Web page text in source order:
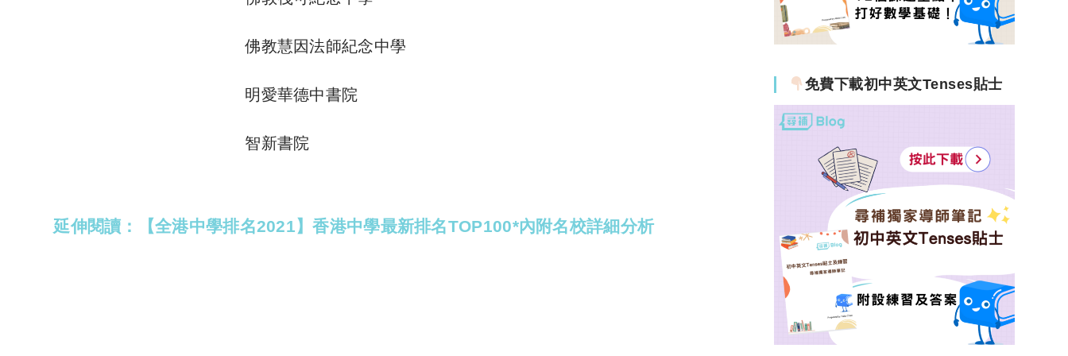
佛教慧因法師紀念中學
明愛華德中書院
智新書院
延伸閱讀：【全港中學排名2021】香港中學最新排名TOP100*內附名校詳細分析
免費下載初中英文Tenses貼士